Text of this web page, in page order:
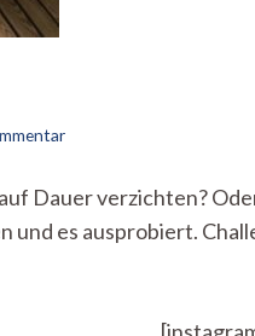
zu
für
Holly
Dauer verzichten?
und es ausprobiert.